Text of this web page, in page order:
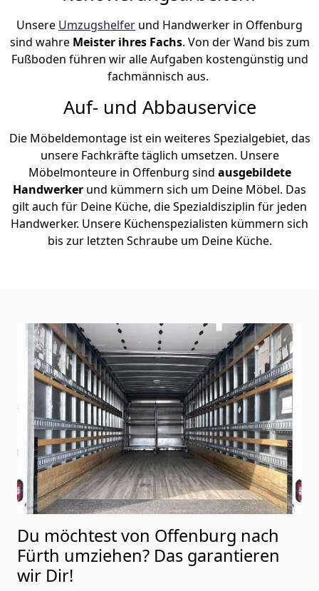
Unsere Umzugshelfer und Handwerker in Offenburg
sind wahre Meister ihres Fachs. Von der Wand bis zum
Fußboden führen wir alle Aufgaben kostengünstig und
fachmännisch aus.
Auf- und Abbauservice
Die Möbeldemontage ist ein weiteres Spezialgebiet, das
unsere Fachkräfte täglich umsetzen. Unsere
Möbelmonteure in Offenburg sind ausgebildete
Handwerker und kümmern sich um Deine Möbel. Das
gilt auch für Deine Küche, die Spezialdisziplin für jeden
Handwerker. Unsere Küchenspezialisten kümmern sich
bis zur letzten Schraube um Deine Küche.
Du möchtest von Offenburg nach
Fürth umziehen? Das garantieren
wir Dir!